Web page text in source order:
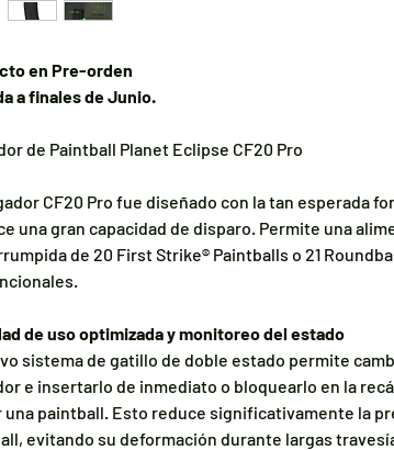
en Pre-orden
a finales de Junio.
de Paintball Planet Eclipse CF20 Pro
CF20 Pro fue diseñado con la tan esperada
una gran capacidad de disparo. Permite una
de 20 First Strike® Paintballs o 21
de uso optimizada y monitoreo del estado
sistema de gatillo de doble estado permite
e insertarlo de inmediato o bloquearlo en la
una paintball. Esto reduce significativamente la
evitando su deformación durante largas